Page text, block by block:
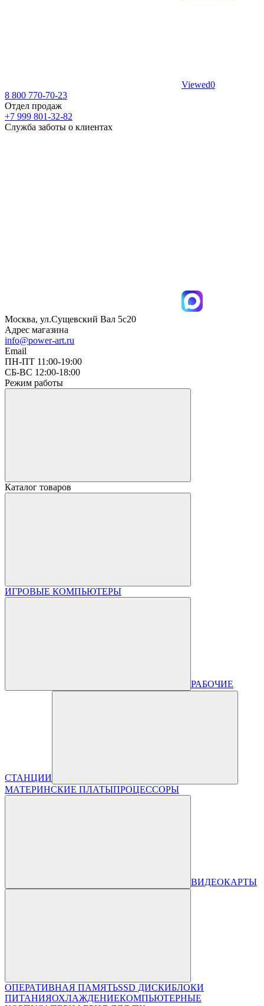
Viewed0
8 800 770-70-23
Отдел продаж
+7 999 801-32-82
Служба заботы о клиентах
Москва, ул.Сущевский Вал 5с20
Адрес магазина
info@power-art.ru
Email
ПН-ПТ 11:00-19:00
СБ-ВС 12:00-18:00
Режим работы
Каталог товаров
ИГРОВЫЕ КОМПЬЮТЕРЫ
РАБОЧИЕ
СТАНЦИИ
МАТЕРИНСКИЕ ПЛАТЫПРОЦЕССОРЫ
ВИДЕОКАРТЫ
ОПЕРАТИВНАЯ ПАМЯТЬSSD ДИСКИБЛОКИ
ПИТАНИЯОХЛАЖДЕНИЕКОМПЬЮТЕРНЫЕ